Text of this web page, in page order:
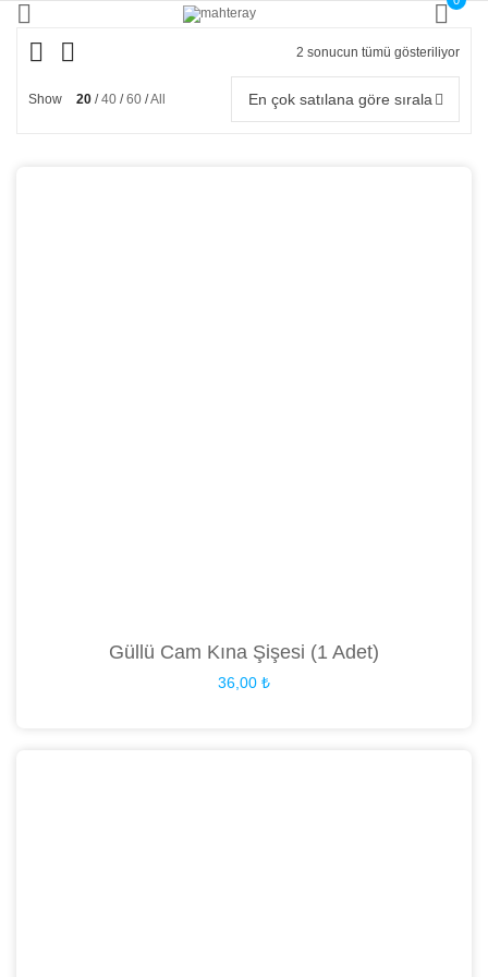
2 sonucun tümü gösteriliyor
göre
Show 20 40 60 All En çok satılana göre sırala
Güllü Cam Kına Şişesi (1 Adet)
36,00 ₺